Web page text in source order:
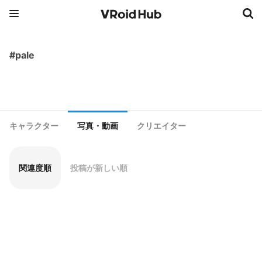
#pale
キャラクター 写真・動画 クリエイター
関連度順 投稿が新しい順